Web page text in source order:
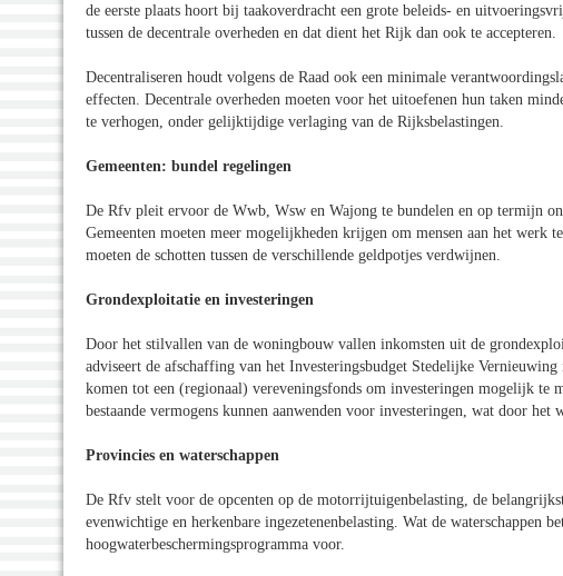
de eerste plaats hoort bij taakoverdracht een grote beleids- en
tussen de decentrale overheden en dat dient het Rijk dan ook te accepteren.
Decentraliseren houdt volgens de Raad ook een minimale
effecten. Decentrale overheden moeten voor het uitoefenen hun taken
te verhogen, onder gelijktijdige verlaging van de Rijksbelastingen.
Gemeenten: bundel regelingen
De Rfv pleit ervoor de Wwb, Wsw en Wajong te bundelen en op termijn
Gemeenten moeten meer mogelijkheden krijgen om mensen aan het
moeten de schotten tussen de verschillende geldpotjes verdwijnen.
Grondexploitatie en investeringen
Door het stilvallen van de woningbouw vallen inkomsten uit de
adviseert de afschaffing van het Investeringsbudget Stedelijke
komen tot een (regionaal) vereveningsfonds om investeringen mogelijk te
bestaande vermogens kunnen aanwenden voor investeringen, wat door
Provincies en waterschappen
De Rfv stelt voor de opcenten op de motorrijtuigenbelasting, de
evenwichtige en herkenbare ingezetenenbelasting. Wat de waterschappen
hoogwaterbeschermingsprogramma voor.